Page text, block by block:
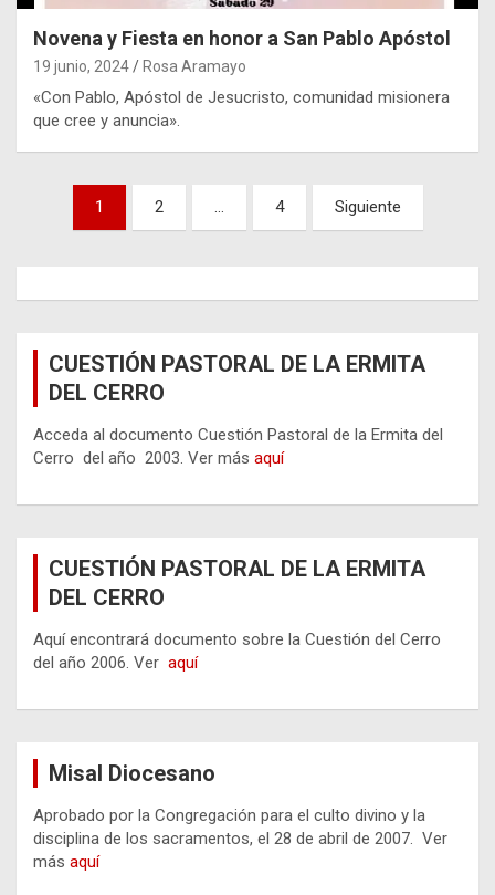
Novena y Fiesta en honor a San Pablo Apóstol
19 junio, 2024 Rosa Aramayo
«Con Pablo, Apóstol de Jesucristo, comunidad misionera
que cree y anuncia».
Paginación
1 2 … 4 Siguiente
CUESTIÓN PASTORAL DE LA ERMITA
DEL CERRO
Acceda al documento Cuestión Pastoral de la Ermita del
Cerro del año 2003. Ver más aquí
CUESTIÓN PASTORAL DE LA ERMITA
DEL CERRO
Aquí encontrará documento sobre la Cuestión del Cerro
del año 2006. Ver aquí
Misal Diocesano
Aprobado por la Congregación para el culto divino y la
disciplina de los sacramentos, el 28 de abril de 2007. Ver
más aquí